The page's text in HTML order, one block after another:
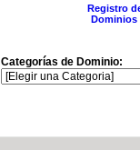
Registro
Dominios
Categorías de Dominio: